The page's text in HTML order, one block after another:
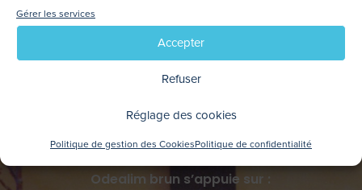
Gérer les services
Accepter
Refuser
Réglage des cookies
Politique de gestion des CookiesPolitique de confidentialité
et professionnels de l’immobilier lyonnais
UN PARTENAIRE
DE CONFIANCE
Odealim brun s’appuie sur :